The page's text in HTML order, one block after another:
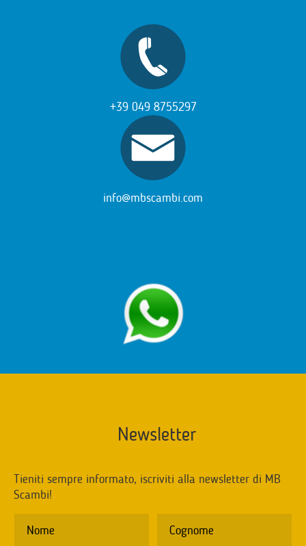
+39 049 8755297
info@mbscambi.com
Newsletter
Tieniti sempre informato, iscriviti alla newsletter di MB
Scambi!